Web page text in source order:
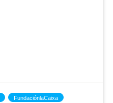
FundaciónlaCaixa